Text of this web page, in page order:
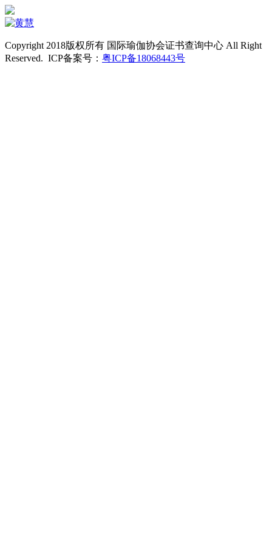
Copyright 2018版权所有 国际瑜伽协会证书查询中心 All Right
Reserved. ICP备案号： 粤ICP备18068443号